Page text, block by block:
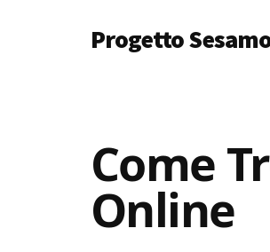
Additional
menuProgetto
Soldi
Lavoro
Come
Online